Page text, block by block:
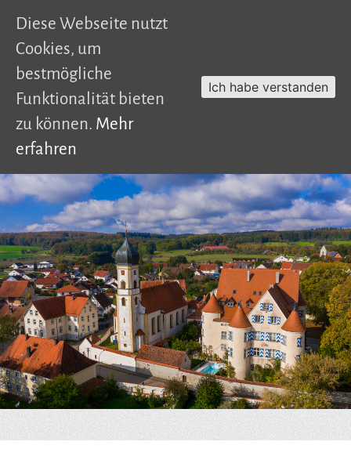
Skip
to
content
Diese Webseite nutzt
Cookies, um
bestmögliche
Funktionalität bieten
zu können. Mehr
erfahren
Ich habe verstanden